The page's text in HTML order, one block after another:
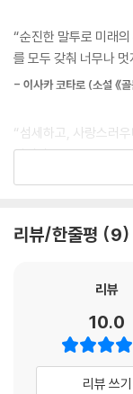
인하지 않아. 자신들의
인공근육이 얼마나 비
지 않지.”
위성 영상을 보며 내
만드는 것은 영상의
보고 있으니 인간이 통
나지 않음이 가장 구역
얼어붙은 진공의 세계
--- pp.247-248
‘학살의 문법’이 세상
다!
인류의 진화 과정에서
근미래, 핵폭탄으로 도
절차와 생체인증 제도
를 대가로 안전을 보
발도상국에서는 원인
타곤은 미 정보군 특수
어린 소녀와 소년의
게 바라보는 주인공의
이 자행되는 세계 곳
존 폴의 그림자를 좇
한 판을 구입하는 데
“순진한 말투로 미래의
를 모두 갖춰 너무나
- 이사카 코타로 (소설 《
“섬세하고, 사랑스러
것이다.”
- 고지마 히데오 (게임 〈메
“이토 케이카쿠의 《학
리뷰/한줄평 9
리뷰
10.0
리뷰 쓰기